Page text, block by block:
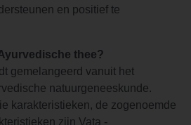
en positief te
thee?
gemelangeerd vanuit het
natuurgeneeskunde.
karakteristieken, de zogenoemde
zijn Vata -